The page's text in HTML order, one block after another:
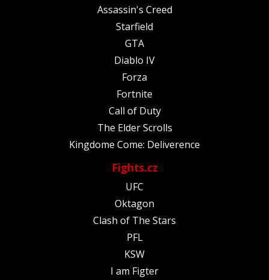
Assassin's Creed
Starfield
GTA
Diablo IV
Forza
Fortnite
Call of Duty
The Elder Scrolls
Kingdome Come: Deliverence
Fights.cz
UFC
Oktagon
Clash of The Stars
PFL
KSW
I am Figter